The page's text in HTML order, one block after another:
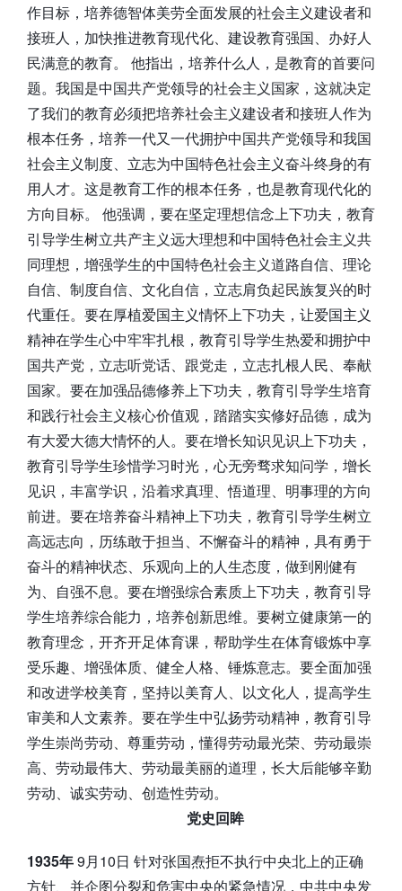
作目标，培养德智体美劳全面发展的社会主义建设者和
接班人，加快推进教育现代化、建设教育强国、办好人
民满意的教育。 他指出，培养什么人，是教育的首要问
题。我国是中国共产党领导的社会主义国家，这就决定
了我们的教育必须把培养社会主义建设者和接班人作为
根本任务，培养一代又一代拥护中国共产党领导和我国
社会主义制度、立志为中国特色社会主义奋斗终身的有
用人才。这是教育工作的根本任务，也是教育现代化的
方向目标。 他强调，要在坚定理想信念上下功夫，教育
引导学生树立共产主义远大理想和中国特色社会主义共
同理想，增强学生的中国特色社会主义道路自信、理论
自信、制度自信、文化自信，立志肩负起民族复兴的时
代重任。要在厚植爱国主义情怀上下功夫，让爱国主义
精神在学生心中牢牢扎根，教育引导学生热爱和拥护中
国共产党，立志听党话、跟党走，立志扎根人民、奉献
国家。要在加强品德修养上下功夫，教育引导学生培育
和践行社会主义核心价值观，踏踏实实修好品德，成为
有大爱大德大情怀的人。要在增长知识见识上下功夫，
教育引导学生珍惜学习时光，心无旁骛求知问学，增长
见识，丰富学识，沿着求真理、悟道理、明事理的方向
前进。要在培养奋斗精神上下功夫，教育引导学生树立
高远志向，历练敢于担当、不懈奋斗的精神，具有勇于
奋斗的精神状态、乐观向上的人生态度，做到刚健有
为、自强不息。要在增强综合素质上下功夫，教育引导
学生培养综合能力，培养创新思维。要树立健康第一的
教育理念，开齐开足体育课，帮助学生在体育锻炼中享
受乐趣、增强体质、健全人格、锤炼意志。要全面加强
和改进学校美育，坚持以美育人、以文化人，提高学生
审美和人文素养。要在学生中弘扬劳动精神，教育引导
学生崇尚劳动、尊重劳动，懂得劳动最光荣、劳动最崇
高、劳动最伟大、劳动最美丽的道理，长大后能够辛勤
劳动、诚实劳动、创造性劳动。
党史回眸
1935年9月10日 针对张国焘拒不执行中央北上的正确
方针、并企图分裂和危害中央的紧急情况，中共中央发